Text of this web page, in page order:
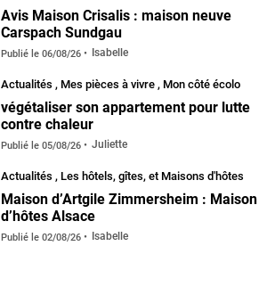
Avis Maison Crisalis : maison neuve
Carspach Sundgau
Publié le 06/08/26 Isabelle
Actualités , Mes pièces à vivre , Mon côté écolo
végétaliser son appartement pour lutte
contre chaleur
Publié le 05/08/26 Juliette
Actualités , Les hôtels, gîtes, et Maisons d'hôtes
Maison d’Artgile Zimmersheim : Maison
d’hôtes Alsace
Publié le 02/08/26 Isabelle